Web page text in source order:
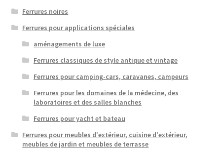
Ferrures noires
Ferrures pour applications spéciales
aménagements de luxe
Ferrures classiques de style antique et vintage
Ferrures pour camping-cars, caravanes, campeurs
Ferrures pour les domaines de la médecine, des
laboratoires et des salles blanches
Ferrures pour yacht et bateau
Ferrures pour meubles d'extérieur, cuisine d'extérieur,
meubles de jardin et meubles de terrasse